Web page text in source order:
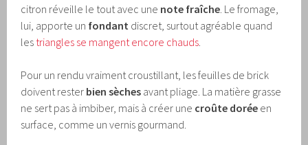
citron réveille le tout avec une note fraîche . Le fromage,
lui, apporte un fondant discret, surtout agréable quand
les triangles se mangent encore chauds
Pour un rendu vraiment croustillant, les feuilles de brick
doivent rester bien sèches avant pliage. La matière grasse
ne sert pas à imbiber, mais à créer une croûte dorée en
surface, comme un vernis gourmand.